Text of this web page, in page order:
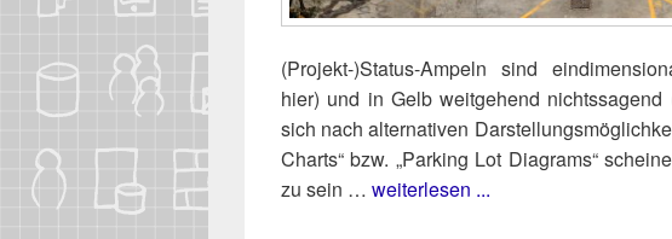
(Projekt‑)​Status-Ampeln sind
hier) und in Gelb weit­ge­hend
sich nach alter­na­ti­ven
Charts“ bzw. „Par­king Lot Dia­grams“
zu sein … weiterlesen ...